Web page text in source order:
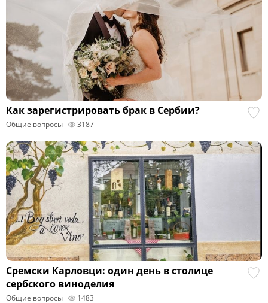
Как зарегистрировать брак в Сербии?
Общие вопросы 3187
Сремски Карловци: один день в столице
сербского виноделия
Общие вопросы 1483